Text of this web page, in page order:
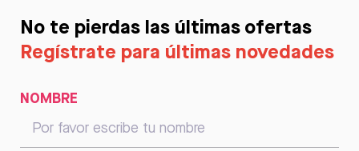
No te pierdas las últimas ofertas
Regístrate para últimas novedades
NOMBRE